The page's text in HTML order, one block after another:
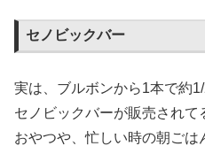
セノビックバー
実は、ブルボンから1本で約
セノビックバーが販売されて
おやつや、忙しい時の朝ごは